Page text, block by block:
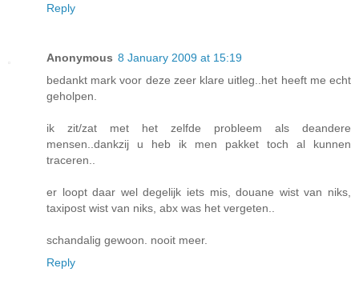
Reply
Anonymous 8 January 2009 at 15:19
bedankt mark voor deze zeer klare uitleg..het heeft me echt
geholpen.
ik zit/zat met het zelfde probleem als deandere
mensen..dankzij u heb ik men pakket toch al kunnen
traceren..
er loopt daar wel degelijk iets mis, douane wist van niks,
taxipost wist van niks, abx was het vergeten..
schandalig gewoon. nooit meer.
Reply